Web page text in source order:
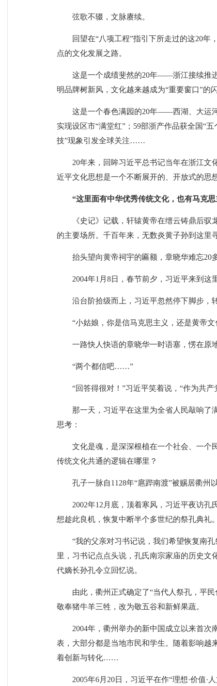
弦歌不辍，文脉赓续。
回望在“八项工程”指引下所走过的这20
点的文化发展之路。
这是一个成绩斐然的20年——浙江接续推
明品牌树新风，文化越来越成为“重要窗口”
这是一个春色满园的20年——西湖、大运
实现设区市“满堂红”；59部浙产作品获全国“
技”现象引发全球关注……
20年来，回眸习近平总书记当年在浙江
近平文化思想是一个不断展开的、开放式的思
“这里面有中华优秀传统文化，也有马克思
《史记》记载，轩辕黄帝在缙云铸鼎后
的主要场所。千百年来，无数炎黄子孙到这里
抬头望向黄帝祠宇的匾额，章晓华难忘20
2004年1月8日，春节前夕，习近平来到
沿台阶拾级而上，习近平忽然停下脚步，
“小姑娘，你是信马克思主义，还是黄帝文
一路快人快语的章晓华一时语塞，愣在原
“两个都信吧……”
“回答得很对！”习近平笑着说，“作为共
那一天，习近平在这里为全省人民敲响了
思考：
文化是魂，是深深根植在一个社会、一个
传统文化共通的逻辑在哪里？
孔子一脉自1128年“扈跸南渡”被赐居衢
2002年12月底，顶着寒风，习近平夜访
想趁此良机，恢复中断半个多世纪的祭孔典礼
“我的父亲对习书记说，我们希望恢复南
里，习书记点点头说，孔氏南宗家庙的历史文
代嫡长孙孔令立回忆说。
由此，衢州正式确定了“当代人祭孔，平
敬奉猪牛羊三牲，改为敬五谷和新鲜果蔬。
2004年，衢州举办的新中国成立以来首
表，大部分都是当地市民和学生。随着影响
着创新与转化……
2005年6月20日，习近平在作“理想·价值